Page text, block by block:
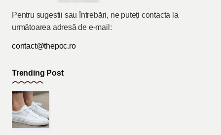
Pentru sugestii sau întrebări, ne puteți contacta la
următoarea adresă de e-mail:
contact@thepoc.ro
Trending Post